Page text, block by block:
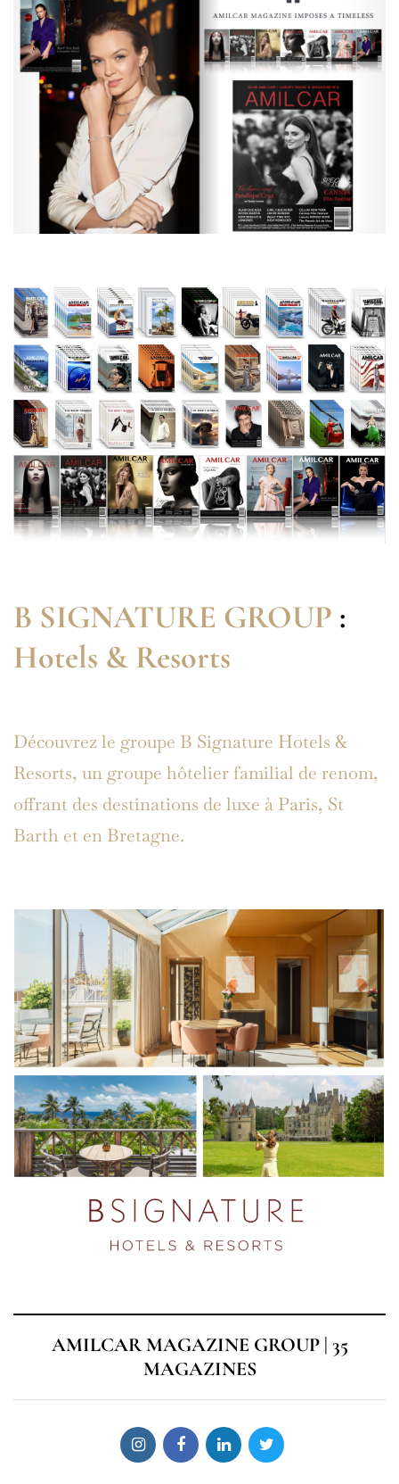
B SIGNATURE GROUP :
Hotels & Resorts
Découvrez le groupe B Signature Hotels &
Resorts, un groupe hôtelier familial de renom,
offrant des destinations de luxe à Paris, St
Barth et en Bretagne.
AMILCAR MAGAZINE GROUP | 35
MAGAZINES